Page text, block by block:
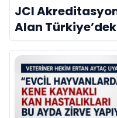
JCI
Alan
Biri